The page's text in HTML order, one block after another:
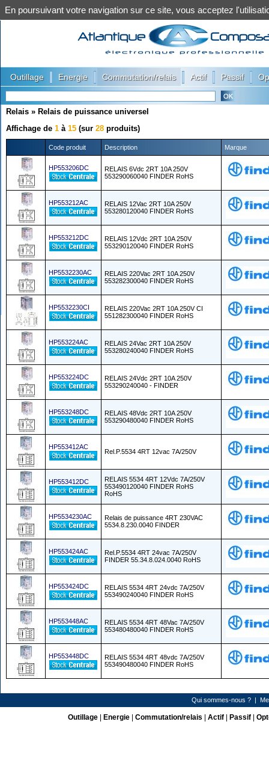
Outillage Energie Commutation/relais Actif Passif
Relais » Relais de puissance universel
Affichage de 1 à 15 (sur 28 produits)
Code produit Description Marque
HP553206DC
RELAIS 6Vdc 2RT 10A 250V
553290060040 FINDER RoHS
HP553212AC
RELAIS 12Vac 2RT 10A 250V
553280120040 FINDER RoHS
HP553212DC
RELAIS 12Vdc 2RT 10A 250V
553290120040 FINDER RoHS
HP5532230AC
RELAIS 220Vac 2RT 10A 250V
553282300040 FINDER RoHS
HP5532230CI
RELAIS 220Vac 2RT 10A 250V CI
551282300040 FINDER RoHS
HP553224AC
RELAIS 24Vac 2RT 10A 250V
553280240040 FINDER RoHS
HP553224DC
RELAIS 24Vdc 2RT 10A 250V
553290240040 - FINDER
HP553248DC
RELAIS 48Vdc 2RT 10A 250V
553290480040 FINDER RoHS
HP553412AC
Rel.P.5534 4RT 12vac 7A/250V
HP553412DC
RELAIS 5534 4RT 12Vdc 7A/250V
553490120040 FINDER RoHS
RoHS
HP5534230AC
Relais de puissance 4RT 230VAC
5534.8.230.0040 FINDER
HP553424AC
Rel.P.5534 4RT 24vac 7A/250V
FINDER 55.34.8.024.0040 RoHS
HP553424DC
RELAIS 5534 4RT 24vdc 7A/250V
553490240040 FINDER RoHS
HP553448AC
RELAIS 5534 4RT 48Vac 7A/250V
553480480040 FINDER RoHS
HP553448DC
RELAIS 5534 4RT 48vdc 7A/250V
553490480040 FINDER RoHS
Qui sommes-nous ? |
Outillage| Energie| Commutation/relais Actif| Passif|
En poursuivant votre navigation sur ce site, vous acceptez